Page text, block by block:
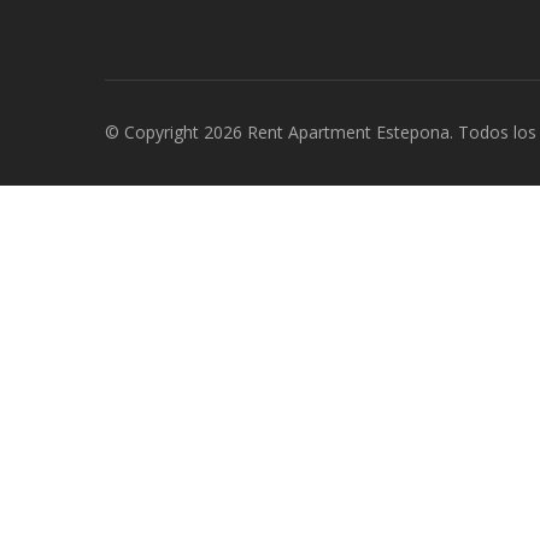
© Copyright 2026 Rent Apartment Estepona. Todos